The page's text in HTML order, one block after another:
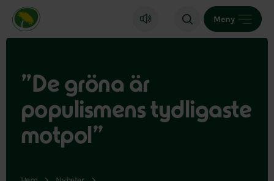
Miljöpartiet de gröna, startsida
Meny
”De gröna är
populismens tydligaste
motpol”